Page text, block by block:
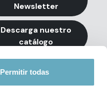
Permitir todas
Newsletter
Descarga nuestro
catálogo